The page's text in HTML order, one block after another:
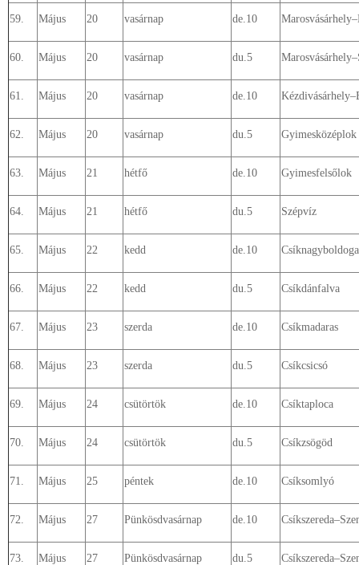
59. Május 20 vasárnap de.10
60. Május 20 vasárnap du.5
61. Május 20 vasárnap de.10
62. Május 20 vasárnap du.5 Gyimesközéplok
63. Május 21 hétfő de.10 Gyimesfelsőlok
64. Május 21 hétfő du.5 Szépvíz
65. Május 22 kedd de.10
66. Május 22 kedd du.5 Csíkdánfalva
67. Május 23 szerda de.10 Csíkmadaras
68. Május 23 szerda du.5 Csíkcsicsó
69. Május 24 csütörtök de.10 Csíktaploca
70. Május 24 csütörtök du.5 Csíkzsögöd
71. Május 25 péntek de.10 Csíksomlyó
72. Május 27 Pünkösdvasárnap de.10
73. Május 27 Pünkösdvasárnap du.5